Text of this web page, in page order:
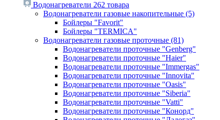
Водонагреватели 262 товара
Водонагреватели газовые накопительные (5)
Бойлеры "Favorit"
Бойлеры "TERMICA"
Водонагреватели газовые проточные (81)
Водонагреватели проточные "Genberg"
Водонагреватели проточные "Haier"
Водонагреватели проточные "Immergas"
Водонагреватели проточные "Innovita"
Водонагреватели проточные "Oasis"
Водонагреватели проточные "Siberia"
Водонагреватели проточные "Vatti"
Водонагреватели проточные "Конорд"